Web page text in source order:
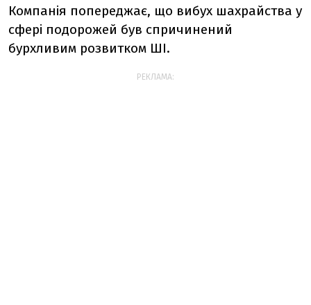
Компанія попереджає, що вибух шахрайства у
сфері подорожей був спричинений
бурхливим розвитком ШІ.
РЕКЛАМА: